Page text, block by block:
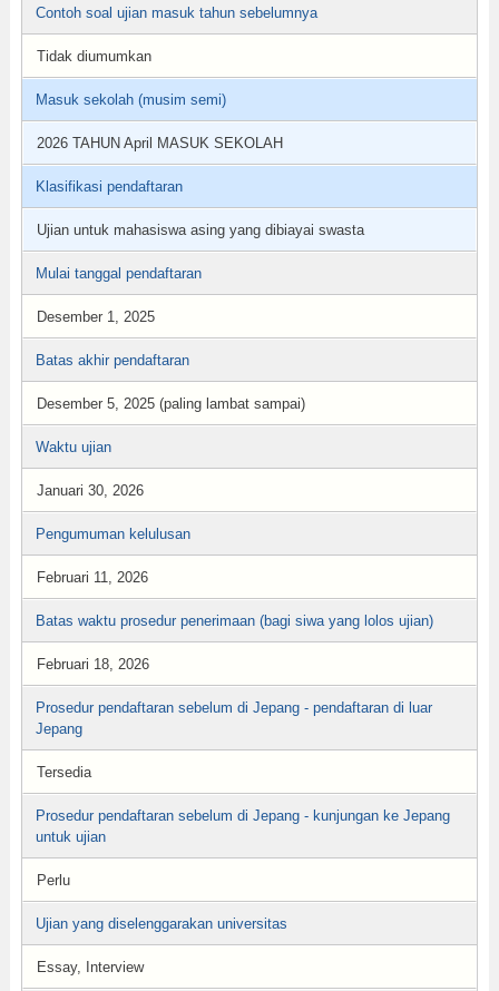
Contoh soal ujian masuk tahun sebelumnya
Tidak diumumkan
Masuk sekolah (musim semi)
2026 TAHUN April MASUK SEKOLAH
Klasifikasi pendaftaran
Ujian untuk mahasiswa asing yang dibiayai swasta
Mulai tanggal pendaftaran
Desember 1, 2025
Batas akhir pendaftaran
Desember 5, 2025 (paling lambat sampai)
Waktu ujian
Januari 30, 2026
Pengumuman kelulusan
Februari 11, 2026
Batas waktu prosedur penerimaan (bagi siwa yang lolos ujian)
Februari 18, 2026
Prosedur pendaftaran sebelum di Jepang - pendaftaran di luar
Jepang
Tersedia
Prosedur pendaftaran sebelum di Jepang - kunjungan ke Jepang
untuk ujian
Perlu
Ujian yang diselenggarakan universitas
Essay, Interview